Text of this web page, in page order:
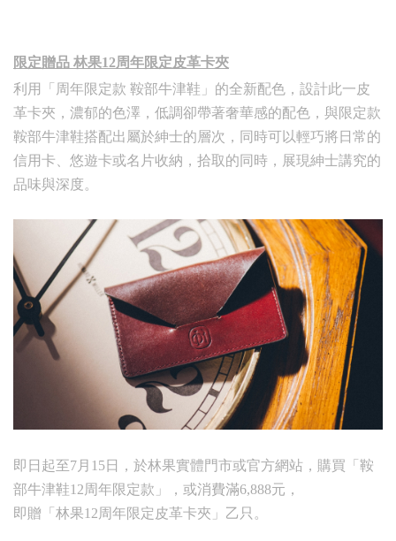
限定贈品 林果12周年限定皮革卡夾
利用「周年限定款 鞍部牛津鞋」的全新配色，設計此一皮
革卡夾，濃郁的色澤，低調卻帶著奢華感的配色，與限定款
鞍部牛津鞋搭配出屬於紳士的層次，同時可以輕巧將日常的
信用卡、悠遊卡或名片收納，拾取的同時，展現紳士講究的
品味與深度。
即日起至7月15日，於林果實體門市或官方網站，購買「鞍
部牛津鞋12周年限定款」，或消費滿6,888元，
即贈「林果12周年限定皮革卡夾」乙只。